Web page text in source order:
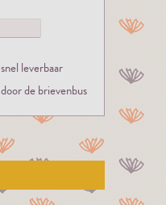
snel leverbaar
door de brievenbus